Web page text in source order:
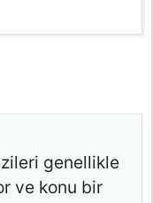
genellikle
ve konu bir